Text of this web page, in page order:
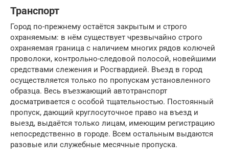
Транспорт
Город по-прежнему остаётся закрытым и строго
охраняемым: в нём существует чрезвычайно строго
охраняемая граница с наличием многих рядов колючей
проволоки, контрольно-следовой полосой, новейшими
средствами слежения и Росгвардией. Въезд в город
осуществляется только по пропускам установленного
образца. Весь въезжающий автотранспорт
досматривается с особой тщательностью. Постоянный
пропуск, дающий круглосуточное право на въезд и
выезд, выдаётся только лицам, имеющим регистрацию
непосредственно в городе. Всем остальным выдаются
разовые или служебные месячные пропуска.